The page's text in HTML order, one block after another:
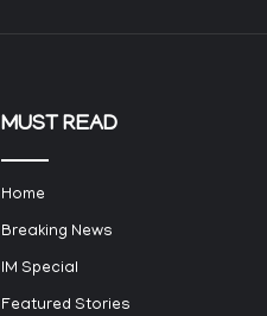
MUST READ
Home
Breaking News
IM Special
Featured Stories